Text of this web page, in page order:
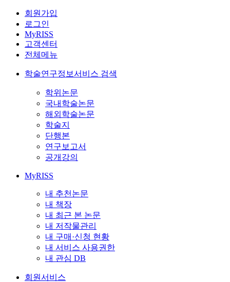
회원가입
로그인
MyRISS
고객센터
전체메뉴
학술연구정보서비스 검색
학위논문
국내학술논문
해외학술논문
학술지
단행본
연구보고서
공개강의
MyRISS
내 추천논문
내 책장
내 최근 본 논문
내 저작물관리
내 구매·신청 현황
내 서비스 사용권한
내 관심 DB
회원서비스